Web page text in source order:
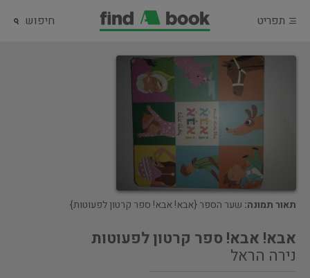
תפריט חיפוש
תאור תמונה: שער הספר {אבא! אבא! ספר קרטון לפעוטות}
אבא! אבא! ספר קרטון לפעוטות
נירה הראל